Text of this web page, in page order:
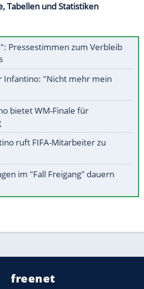
Tabellen und Statistiken
Pressestimmen zum Verbleib
Infantino: "Nicht mehr mein
bietet WM-Finale für
ruft FIFA-Mitarbeiter zu
im "Fall Freigang" dauern
freenet